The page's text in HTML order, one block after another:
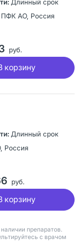
Длинный срок
ПФК АО, Россия
руб.
корзину
Длинный срок
Россия
руб.
корзину
препаратов.
с врачом